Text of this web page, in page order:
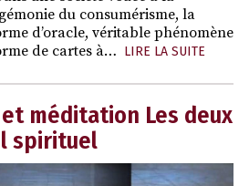
du consumérisme, la
d’oracle, véritable phénomène
de cartes à… LIRE LA SUITE
méditation Les deux
spirituel